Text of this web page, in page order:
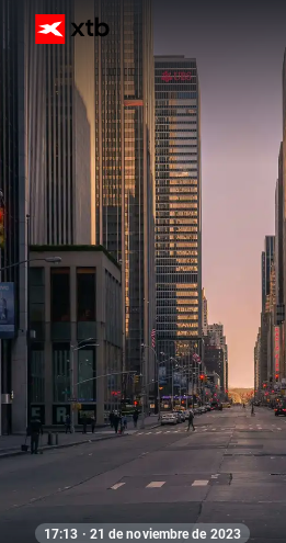
17:13 · 21 de noviembre de 2023